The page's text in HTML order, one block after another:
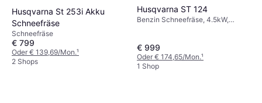
Husqvarna St 253i Akku
Schneefräse
Schneefräse
€ 799
Oder € 139,69/Mon.¹
2 Shops
Husqvarna ST 124
Benzin Schneefräse, 4.5kW,
€ 999
Oder € 174,65/Mon.¹
1 Shop